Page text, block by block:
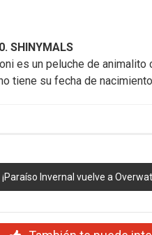
SHINYMALS
es un peluche de animalito
tiene su fecha de
¡Paraíso Invernal vuelve a